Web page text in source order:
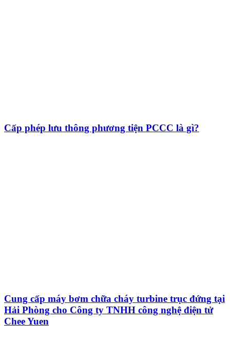
Cấp phép lưu thông phương tiện PCCC là gì?
Cung cấp máy bơm chữa cháy turbine trục đứng tại
Hải Phòng cho Công ty TNHH công nghệ điện tử
Chee Yuen